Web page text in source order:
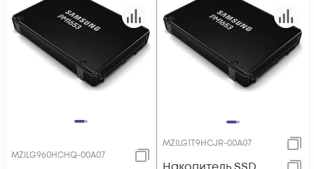
MZILG960HCHQ-00A07
MZILG1T9HCJR-00A07